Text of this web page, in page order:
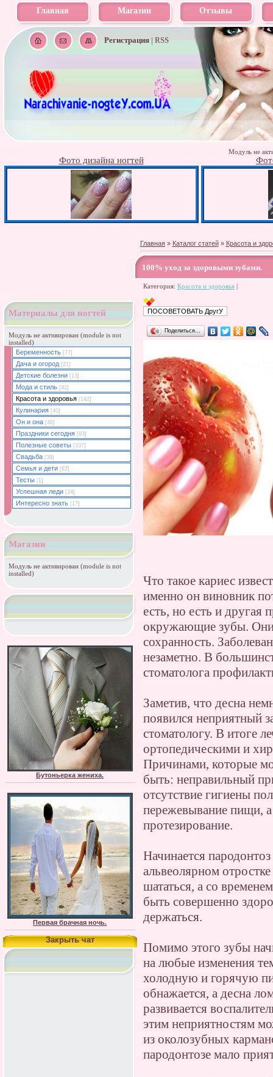
Главная Магазин Отзывы
Регистрация| RSS
Модуль не
Фото дизайна ногтей
Главная» Каталог статей» Красота и
100% уход за здоровыми зубами.
Категория: Красота и здоровья|
Поделиться…
Что такое кариес
именно он виновник
есть, но есть и другая
окружающие зубы. Они
сохранность.
незаметно. В
стоматолога
Заметив, что десна
появился неприятный
стоматологу. В итоге
ортопедическими и
Причинами, которые
быть: неправильный
отсутствие гигиены
пережевывание пищи,
протезирование.
Начинается
альвеолярном
шататься, а со
быть совершенно
держаться.
Помимо этого зубы
на любые изменения
холодную и горячую
обнажается, а десна
развивается
этим неприятностям
из околозубных
пародонтозе мало
Материалы для ногтей
Модуль не активирован (module is not
installed)
Беременность
[77]
Дача и огород [21]
Детские болезни [13]
Мода и стиль [42]
Красота и здоровья [142]
Кулинария [40]
Он и она [48]
Праздники сегодня [93]
Полезные советы [337]
Свадьба [39]
Семья и дети [82]
Тесты [1]
Успешная леди [24]
Интересно знать [17]
Магазин
Модуль не активирован (module is not
installed)
Бутоньерка жениха.
Первая брачная ночь.
Закрыть чат